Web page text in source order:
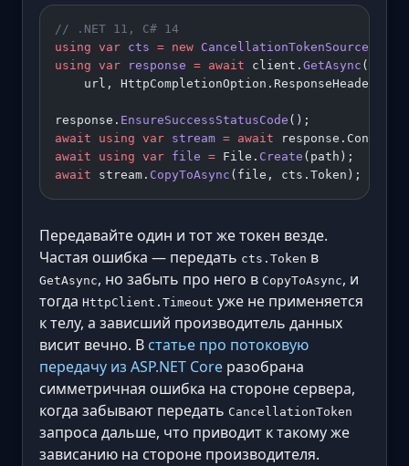
// .NET 11, C# 14
using var cts = new CancellationTokenSource
using var response = await client. GetAsync (
url,
response. EnsureSuccessStatusCode ();
await using var stream = await response.Content.
await using var file = File. Create (path);
await stream. CopyToAsync (file, cts.Token);
Передавайте один и тот же токен везде.
Частая ошибка — передать cts.Token в
GetAsync, но забыть про него в CopyToAsync, и
тогда HttpClient.Timeout уже не применяется
к телу, а зависший производитель данных
висит вечно. В статье про потоковую
передачу из ASP.NET Core разобрана
симметричная ошибка на стороне сервера,
когда забывают передать CancellationToken
запроса дальше, что приводит к такому же
зависанию на стороне производителя.